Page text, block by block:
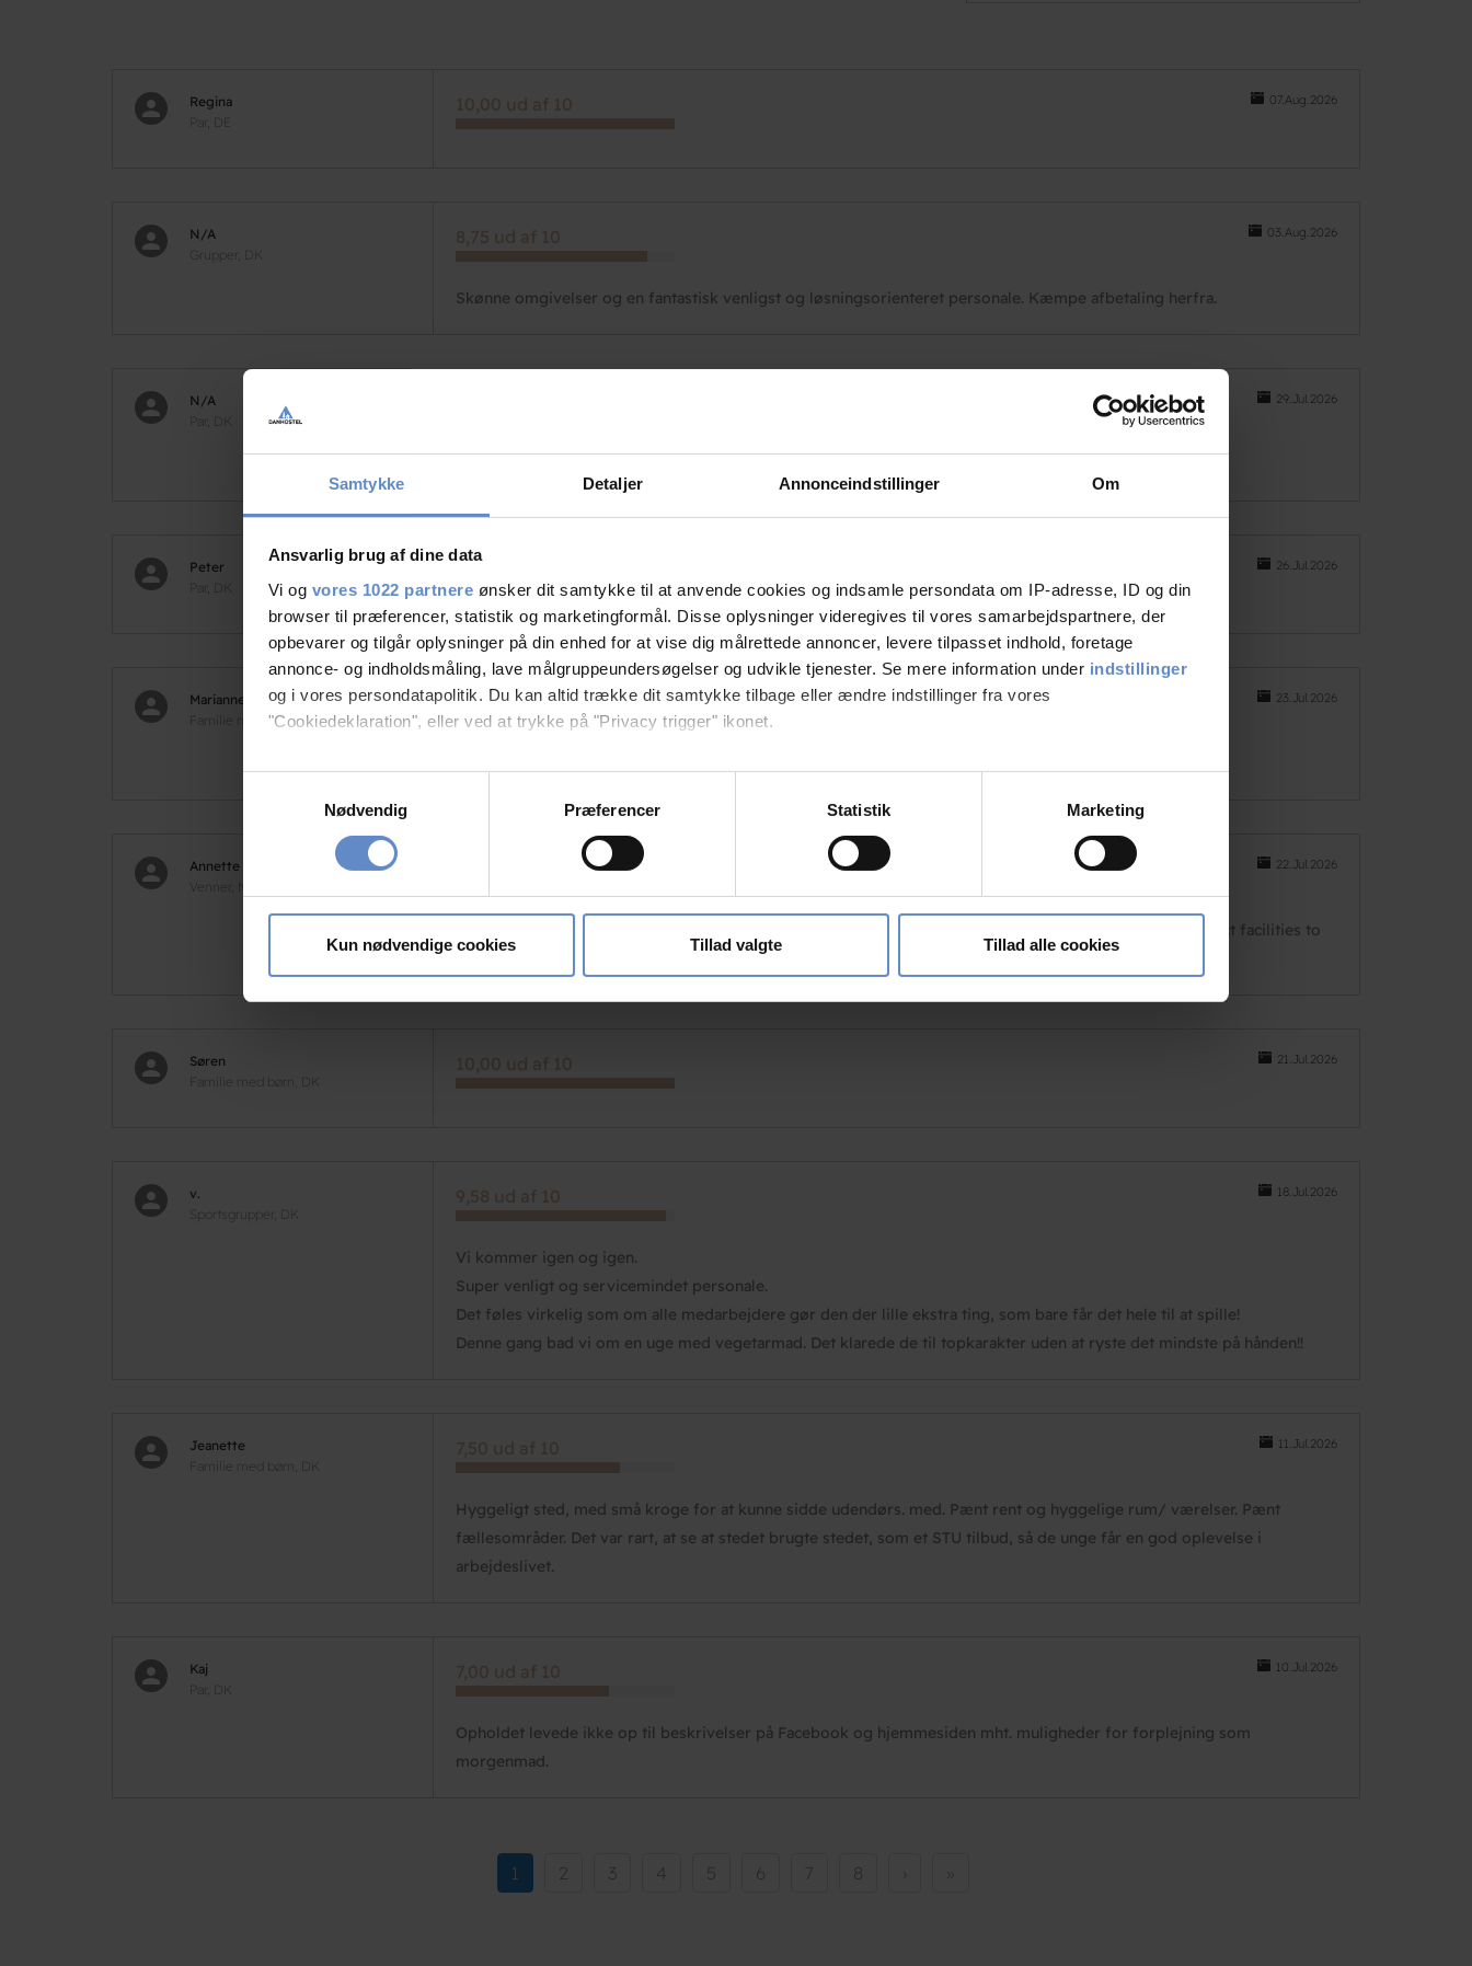
Samtykke Detaljer Annonceindstillinger Om
Ansvarlig brug af dine data
Vi og vores 1022 partnere ønsker dit samtykke til at anvende cookies og indsamle persondata om IP-adresse, ID og din
browser til præferencer, statistik og marketingformål. Disse oplysninger videregives til vores samarbejdspartnere, der
opbevarer og tilgår oplysninger på din enhed for at vise dig målrettede annoncer, levere tilpasset indhold, foretage
annonce- og indholdsmåling, lave målgruppeundersøgelser og udvikle tjenester. Se mere information under indstillinger
og i vores persondatapolitik. Du kan altid trække dit samtykke tilbage eller ændre indstillinger fra vores
"Cookiedeklaration", eller ved at trykke på "Privacy trigger" ikonet.
Hvis du tillader det, vil vi også gerne:
Indsamle præcise oplysninger om din placering, der kan være nøjagtig inden for få meter
Dine valg anvendes på hele websitet.
Vi bruger cookies til at tilpasse vores indhold og annoncer, til at vise dig funktioner til sociale medier og til at analysere
vores trafik. Vi deler også oplysninger om din brug af vores hjemmeside med vores partnere inden for sociale medier,
Nødvendig
Præferencer Statistik Marketing
Kun nødvendige cookies Tillad valgte Tillad alle cookies
Regina
Par, DE
07.Aug.2026
10,00 ud af 10
N/A
Grupper, DK
03.Aug.2026
8,75 ud af 10
Skønne omgivelser og en fantastisk venligst og løsningsorienteret personale. Kæmpe afbetaling herfra.
N/A
Par, DK
29.Jul.2026
Peter
Par, DK
26.Jul.2026
Marianne
Familie med børn, DK
23.Jul.2026
10,00 ud af 10
Annette
22.Jul.2026
Very good and friendly host at the Dannhostel. My compliment for Lise. The location is perfect and perfect facilities to
Søren
Familie med børn, DK
21.Jul.2026
10,00 ud af 10
v.
Sportsgrupper, DK
18.Jul.2026
9,58 ud af 10
Vi kommer igen og igen.
Super venligt og servicemindet personale.
Det føles virkelig som om alle medarbejdere gør den der lille ekstra ting, som bare får det hele til at spille!
Denne gang bad vi om en uge med vegetarmad. Det klarede de til topkarakter uden at ryste det mindste på hånden!!
Jeanette
Familie med børn, DK
11.Jul.2026
7,50 ud af 10
Hyggeligt sted, med små kroge for at kunne sidde udendørs. med. Pænt rent og hyggelige rum/ værelser. Pænt
fællesområder. Det var rart, at se at stedet brugte stedet, som et STU tilbud, så de unge får en god oplevelse i
arbejdeslivet.
Kaj
Par, DK
10.Jul.2026
7,00 ud af 10
Opholdet levede ikke op til beskrivelser på Facebook og hjemmesiden mht. muligheder for forplejning som
morgenmad.
Current
page
1 Side
2 Side
3 Side
4 Side
5 Side
6 Side
7 Side
8